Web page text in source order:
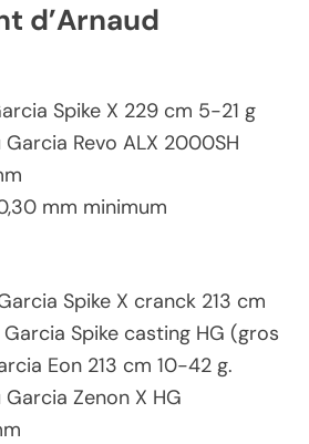
d’Arnaud
Spike X 229 cm 5-21 g
Revo ALX 2000SH
mm minimum
Spike X cranck 213 cm
Spike casting HG (gros
Eon 213 cm 10-42 g.
Zenon X HG